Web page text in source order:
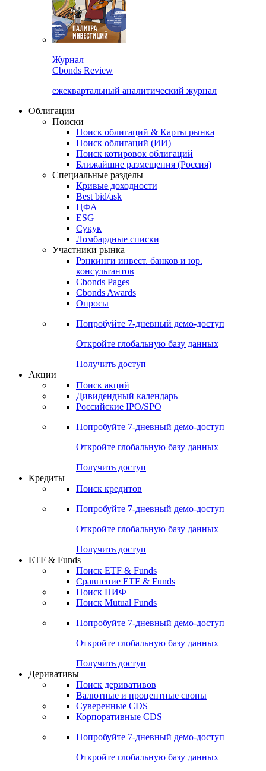
Журнал
Cbonds Review
ежеквартальный аналитический журнал
Облигации
Поиски
Поиск облигаций & Карты рынка
Поиск облигаций (ИИ)
Поиск котировок облигаций
Ближайшие размещения (Россия)
Специальные разделы
Кривые доходности
Best bid/ask
ЦФА
ESG
Сукук
Ломбардные списки
Участники рынка
Рэнкинги инвест. банков и юр.
консультантов
Cbonds Pages
Cbonds Awards
Опросы
Попробуйте 7-дневный демо-доступ
Откройте глобальную базу данных
Получить доступ
Акции
Поиск акций
Дивидендный календарь
Российские IPO/SPO
Попробуйте 7-дневный демо-доступ
Откройте глобальную базу данных
Получить доступ
Кредиты
Поиск кредитов
Попробуйте 7-дневный демо-доступ
Откройте глобальную базу данных
Получить доступ
ETF & Funds
Поиск ETF & Funds
Сравнение ETF & Funds
Поиск ПИФ
Поиск Mutual Funds
Попробуйте 7-дневный демо-доступ
Откройте глобальную базу данных
Получить доступ
Деривативы
Поиск деривативов
Валютные и процентные свопы
Суверенные CDS
Корпоративные CDS
Попробуйте 7-дневный демо-доступ
Откройте глобальную базу данных